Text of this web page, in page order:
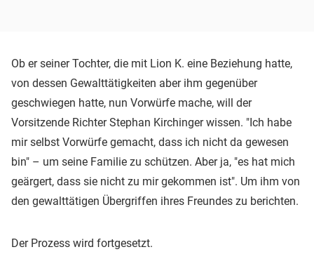
Ob er seiner Tochter, die mit Lion K. eine Beziehung hatte,
von dessen Gewalttätigkeiten aber ihm gegenüber
geschwiegen hatte, nun Vorwürfe mache, will der
Vorsitzende Richter Stephan Kirchinger wissen. "Ich habe
mir selbst Vorwürfe gemacht, dass ich nicht da gewesen
bin" – um seine Familie zu schützen. Aber ja, "es hat mich
geärgert, dass sie nicht zu mir gekommen ist". Um ihm von
den gewalttätigen Übergriffen ihres Freundes zu berichten.
Der Prozess wird fortgesetzt.